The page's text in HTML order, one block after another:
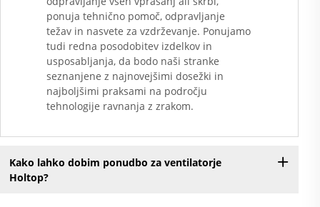
ponuja tehnično pomoč, odpravljanje
težav in nasvete za vzdrževanje. Ponujamo
tudi redna posodobitev izdelkov in
usposabljanja, da bodo naši stranke
seznanjene z najnovejšimi dosežki in
najboljšimi praksami na področju
tehnologije ravnanja z zrakom.
Kako lahko dobim ponudbo za ventilatorje
Holtop?